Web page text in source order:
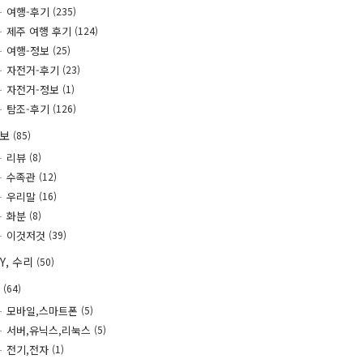
여행-후기 (235)
제주 여행 후기 (124)
여행-정보 (25)
자전거-후기 (23)
자전거-정보 (1)
탐조-후기 (126)
(85)
리뷰 (8)
수족관 (12)
우리말 (16)
화분 (8)
이것저것 (39)
수리 (50)
(64)
모바일,스마트폰 (5)
서버,유닉스,리눅스 (5)
전기,전자 (1)